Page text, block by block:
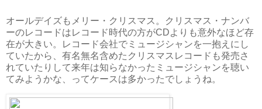
オールデイズもメリー・クリスマス。クリスマス・ナンバ
ーのレコードはレコード時代の方がCDよりも意外なほど存
在が大きい。レコード会社でミュージシャンを一抱えにし
ていたから、有名無名含めたクリスマスレコードも発売さ
れていたりして来年は知らなかったミュージシャンを聴い
てみようかな、ってケースは多かったでしょうね。